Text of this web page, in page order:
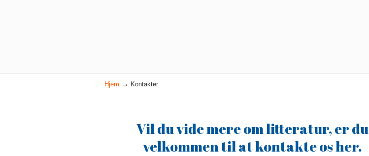
Hjem → Kontakter
Vil du vide mere om litteratur, er du
velkommen til at kontakte os her.